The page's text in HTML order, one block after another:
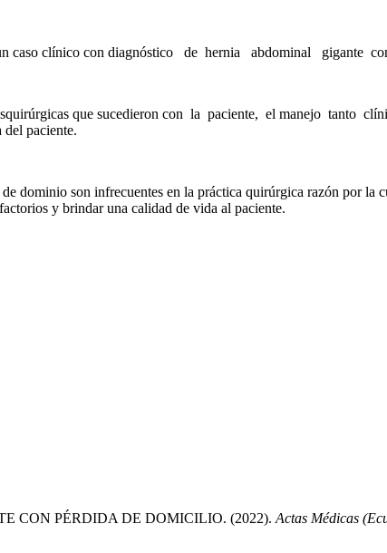
caso clínico con diagnóstico de hernia abdominal gigante
que sucedieron con la paciente, el manejo tanto
paciente.
dominio son infrecuentes en la práctica quirúrgica razón por la
y brindar una calidad de vida al paciente.
CON PÉRDIDA DE DOMICILIO. (2022). Actas Médicas